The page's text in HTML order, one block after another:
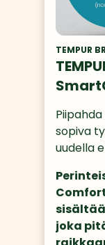
TEMPUR
sopiva
uudella
joka